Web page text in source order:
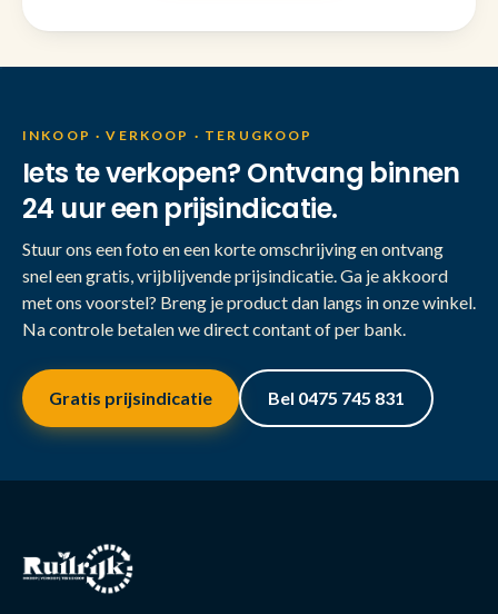
INKOOP · VERKOOP · TERUGKOOP
Iets te verkopen? Ontvang binnen
24 uur een prijsindicatie.
Stuur ons een foto en een korte omschrijving en ontvang
snel een gratis, vrijblijvende prijsindicatie. Ga je akkoord
met ons voorstel? Breng je product dan langs in onze winkel.
Na controle betalen we direct contant of per bank.
Gratis prijsindicatie Bel 0475 745 831